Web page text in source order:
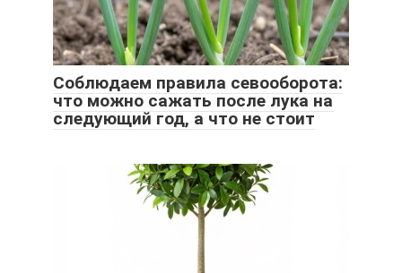
Соблюдаем правила севооборота:
что можно сажать после лука на
следующий год, а что не стоит